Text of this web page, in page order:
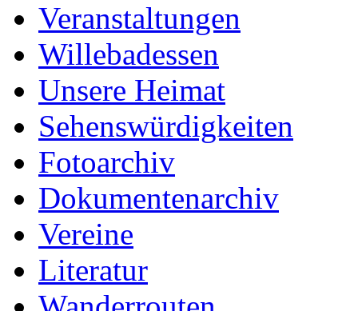
Veranstaltungen
Willebadessen
Unsere Heimat
Sehenswürdigkeiten
Fotoarchiv
Dokumentenarchiv
Vereine
Literatur